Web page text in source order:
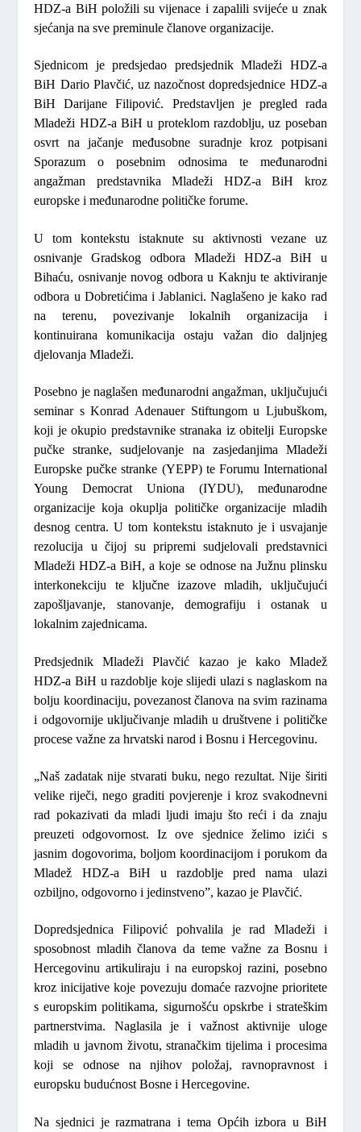
HDZ-a BiH položili su vijenace i zapalili svijeće u znak
sjećanja na sve preminule članove organizacije.
Sjednicom je predsjedao predsjednik Mladeži HDZ-a
BiH Dario Plavčić, uz nazočnost dopredsjednice HDZ-a
BiHDarijane Filipović. Predstavljen je pregled rada
Mladeži HDZ-a BiH u proteklom razdoblju, uz poseban
osvrt na jačanje međusobne suradnje kroz potpisani
Sporazum o posebnim odnosima te međunarodni
angažman predstavnika Mladeži HDZ-a BiH kroz
europske i međunarodne političke forume.
U tom kontekstu istaknute su aktivnosti vezane uz
osnivanje Gradskog odbora Mladeži HDZ-a BiH u
Bihaću, osnivanje novog odbora u Kaknju te aktiviranje
odbora u Dobretićima i Jablanici. Naglašeno je kako rad
na terenu, povezivanje lokalnih organizacija i
kontinuirana komunikacija ostaju važan dio daljnjeg
djelovanja Mladeži.
Posebno je naglašen međunarodni angažman, uključujući
seminar s Konrad Adenauer Stiftungom u Ljubuškom,
koji je okupio predstavnike stranaka iz obitelji Europske
pučke stranke, sudjelovanje na zasjedanjima Mladeži
Europske pučke stranke (YEPP) te Forumu International
Young Democrat Uniona (IYDU), međunarodne
organizacije koja okuplja političke organizacije mladih
desnog centra. U tom kontekstu istaknuto je i usvajanje
rezolucija u čijoj su pripremi sudjelovali predstavnici
Mladeži HDZ-a BiH, a koje se odnose na Južnu plinsku
interkonekciju te ključne izazove mladih, uključujući
zapošljavanje, stanovanje, demografiju i ostanak u
lokalnim zajednicama.
Predsjednik MladežiPlavčić kazao je kako Mladež
HDZ-a BiH u razdoblje koje slijedi ulazi s naglaskom na
bolju koordinaciju, povezanost članova na svim razinama
i odgovornije uključivanje mladih u društvene i političke
procese važne za hrvatski narod i Bosnu i Hercegovinu.
„Naš zadatak nije stvarati buku, nego rezultat. Nije širiti
velike riječi, nego graditi povjerenje i kroz svakodnevni
rad pokazivati da mladi ljudi imaju što reći i da znaju
preuzeti odgovornost. Iz ove sjednice želimo izići s
jasnim dogovorima, boljom koordinacijom i porukom da
Mladež HDZ-a BiH u razdoblje pred nama ulazi
ozbiljno, odgovorno i jedinstveno”, kazao je Plavčić.
DopredsjednicaFilipović pohvalila je rad Mladeži i
sposobnost mladih članova da teme važne za Bosnu i
Hercegovinu artikuliraju i na europskoj razini, posebno
kroz inicijative koje povezuju domaće razvojne prioritete
s europskim politikama, sigurnošću opskrbe i strateškim
partnerstvima. Naglasila je i važnost aktivnije uloge
mladih u javnom životu, stranačkim tijelima i procesima
koji se odnose na njihov položaj, ravnopravnost i
europsku budućnost Bosne i Hercegovine.
Na sjednici je razmatrana i tema Općih izbora u BiH